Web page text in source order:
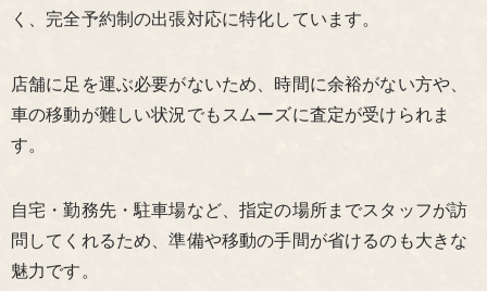
く、完全予約制の出張対応に特化しています。
店舗に足を運ぶ必要がないため、時間に余裕がない方や、
車の移動が難しい状況でもスムーズに査定が受けられま
す。
自宅・勤務先・駐車場など、指定の場所までスタッフが訪
問してくれるため、準備や移動の手間が省けるのも大きな
魅力です。